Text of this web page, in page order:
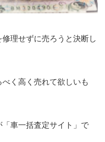
理せずに売ろうと決断し
く高く売れて欲しいも
車一括査定サイト」で